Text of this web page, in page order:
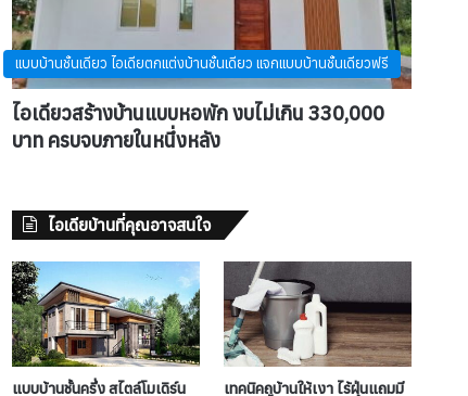
แบบบ้านชั้นเดียว ไอเดียตกแต่งบ้านชั้นเดียว แจกแบบบ้านชั้นเดียวฟรี
ไอเดียวสร้างบ้านแบบหอพัก งบไม่เกิน 330,000
บาท ครบจบภายในหนึ่งหลัง
ไอเดียบ้านที่คุณอาจสนใจ
แบบบ้านชั้นครึ่ง สไตล์โมเดิร์น
เทคนิคถูบ้านให้เงา ไร้ฝุ่นแถมมี